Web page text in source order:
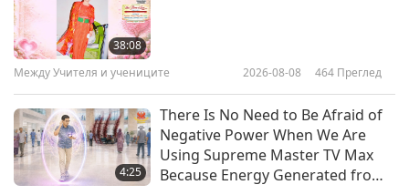
10:46
(vegetarian), Part 1 of 2
Of God’s Blessings: From “The
City of God” by Saint Augustine of
Hippo (vegetarian), Part 1 of 2
38:08
Между Учителя и учениците 2026-08-08 464 Преглед
4:25
There Is No Need to Be Afraid of
Negative Power When We Are
Using Supreme Master TV Max
Because Energy Generated from